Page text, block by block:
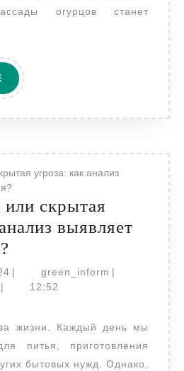
огурцов станет
ЧИТАТЬ
ДАЛЕЕ
или скрытая
выявляет
вода
или
угроза:
как
11
декабря
| green_inform green_inform
|
| 12:52
питья, приготовления
бытовых нужд. Однако,